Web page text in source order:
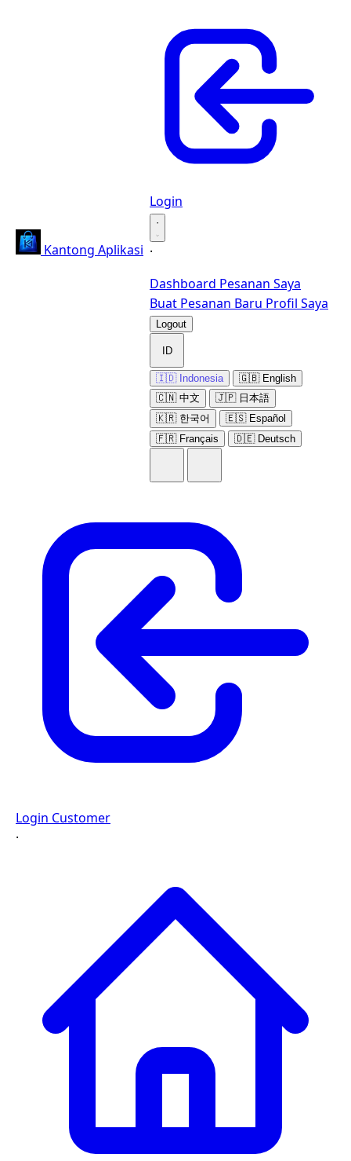
Kantong Aplikasi
Login
·
·
Dashboard Pesanan Saya
Buat Pesanan Baru Profil Saya
Logout
ID
🇮🇩 Indonesia
🇬🇧 English
🇨🇳 中文
🇯🇵 日本語
🇰🇷 한국어
🇪🇸 Español
🇫🇷 Français
🇩🇪 Deutsch
Login Customer
·